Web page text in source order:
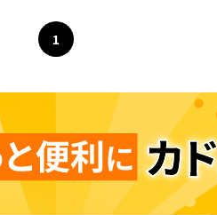
ページ
1
へ